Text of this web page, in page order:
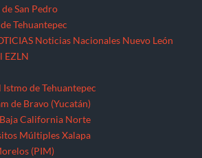
San Pedro
Tehuantepec
Noticias Nacionales Nuevo León
EZLN
de Tehuantepec
de Bravo (Yucatán)
California Norte
Múltiples Xalapa
(PIM)